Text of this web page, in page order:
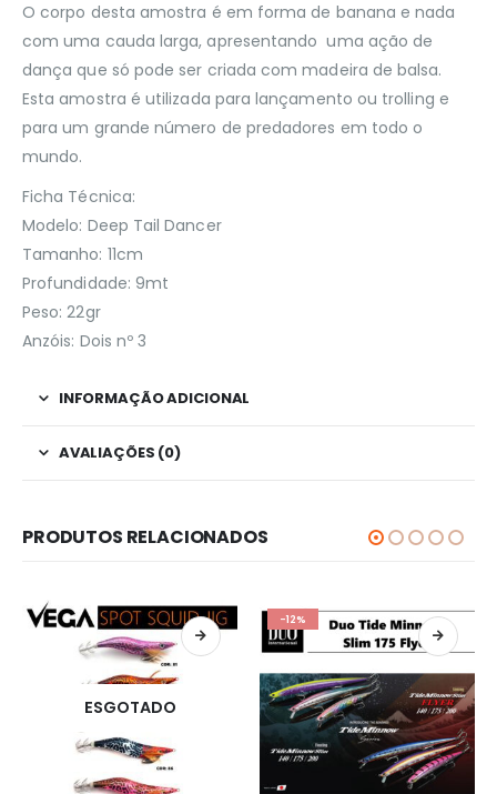
O corpo desta amostra é em forma de banana e nada
com uma cauda larga, apresentando uma ação de
dança que só pode ser criada com madeira de balsa.
Esta amostra é utilizada para lançamento ou trolling e
para um grande número de predadores em todo o
mundo.
Ficha Técnica:
Modelo: Deep Tail Dancer
Tamanho: 11cm
Profundidade: 9mt
Peso: 22gr
Anzóis: Dois nº 3
INFORMAÇÃO ADICIONAL
AVALIAÇÕES (0)
PRODUTOS RELACIONADOS
ESGOTADO
-12%